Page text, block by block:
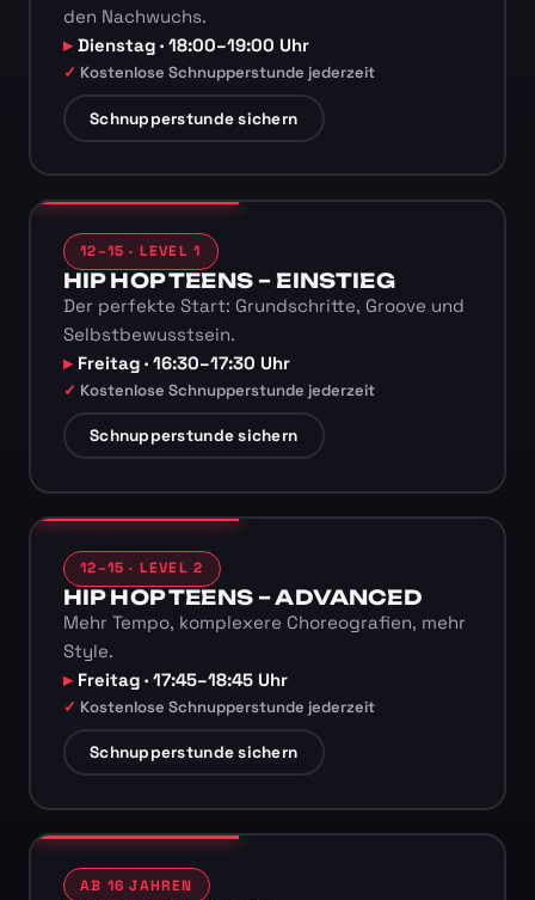
den Nachwuchs.
Dienstag · 18:00–19:00 Uhr
Kostenlose Schnupperstunde jederzeit
Schnupperstunde sichern
12–15 · LEVEL 1
HIP HOP TEENS – EINSTIEG
Der perfekte Start: Grundschritte, Groove und
Selbstbewusstsein.
Freitag · 16:30–17:30 Uhr
Kostenlose Schnupperstunde jederzeit
Schnupperstunde sichern
12–15 · LEVEL 2
HIP HOP TEENS – ADVANCED
Mehr Tempo, komplexere Choreografien, mehr
Style.
Freitag · 17:45–18:45 Uhr
Kostenlose Schnupperstunde jederzeit
Schnupperstunde sichern
AB 16 JAHREN